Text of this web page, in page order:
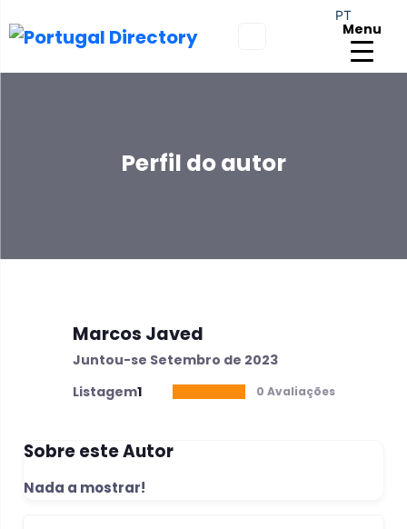
Menu
Perfil do autor
Marcos Javed
Juntou-se Setembro de 2023
Listagem1 0 Avaliações
Sobre este Autor
Nada a mostrar!
PT